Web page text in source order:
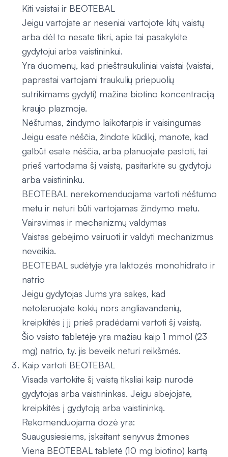
Kiti vaistai ir BEOTEBAL
Jeigu vartojate ar neseniai vartojote kitų vaistų
arba dėl to nesate tikri, apie tai pasakykite
gydytojui arba vaistininkui.
Yra duomenų, kad prieštraukuliniai vaistai (vaistai,
paprastai vartojami traukulių priepuolių
sutrikimams gydyti) mažina biotino koncentraciją
kraujo plazmoje.
Nėštumas, žindymo laikotarpis ir vaisingumas
Jeigu esate nėščia, žindote kūdikį, manote, kad
galbūt esate nėščia, arba planuojate pastoti, tai
prieš vartodama šį vaistą, pasitarkite su gydytoju
arba vaistininku.
BEOTEBAL nerekomenduojama vartoti nėštumo
metu ir neturi būti vartojamas žindymo metu.
Vairavimas ir mechanizmų valdymas
Vaistas gebėjimo vairuoti ir valdyti mechanizmus
neveikia.
BEOTEBAL sudėtyje yra laktozės monohidrato ir
natrio
Jeigu gydytojas Jums yra sakęs, kad
netoleruojate kokių nors angliavandenių,
kreipkitės į jį prieš pradėdami vartoti šį vaistą.
Šio vaisto tabletėje yra mažiau kaip 1 mmol (23
mg) natrio, t.y. jis beveik neturi reikšmės.
Kaip vartoti BEOTEBAL
Visada vartokite šį vaistą tiksliai kaip nurodė
gydytojas arba vaistininkas. Jeigu abejojate,
kreipkitės į gydytoją arba vaistininką.
Rekomenduojama dozė yra:
Suaugusiesiems, įskaitant senyvus žmones
Viena BEOTEBAL tabletė (10 mg biotino) kartą